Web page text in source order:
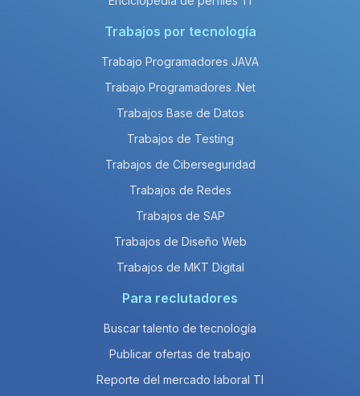
Trabajos por tecnología
Trabajo Programadores JAVA
Trabajo Programadores .Net
Trabajos Base de Datos
Trabajos de Testing
Trabajos de Ciberseguridad
Trabajos de Redes
Trabajos de SAP
Trabajos de Diseño Web
Trabajos de MKT Digital
Para reclutadores
Buscar talento de tecnología
Publicar ofertas de trabajo
Reporte del mercado laboral TI